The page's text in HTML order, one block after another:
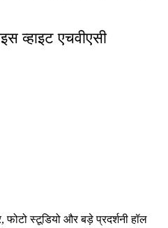
व्हाइट एचवीएसी
फोटो स्टूडियो और बड़े प्रदर्शनी हॉल